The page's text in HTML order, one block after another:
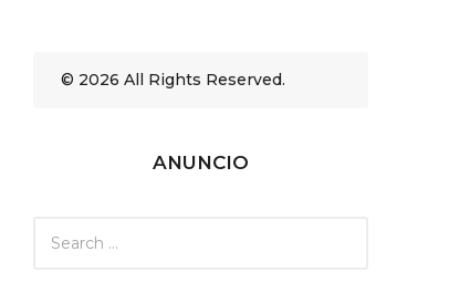
© 2026 All Rights Reserved.
ANUNCIO